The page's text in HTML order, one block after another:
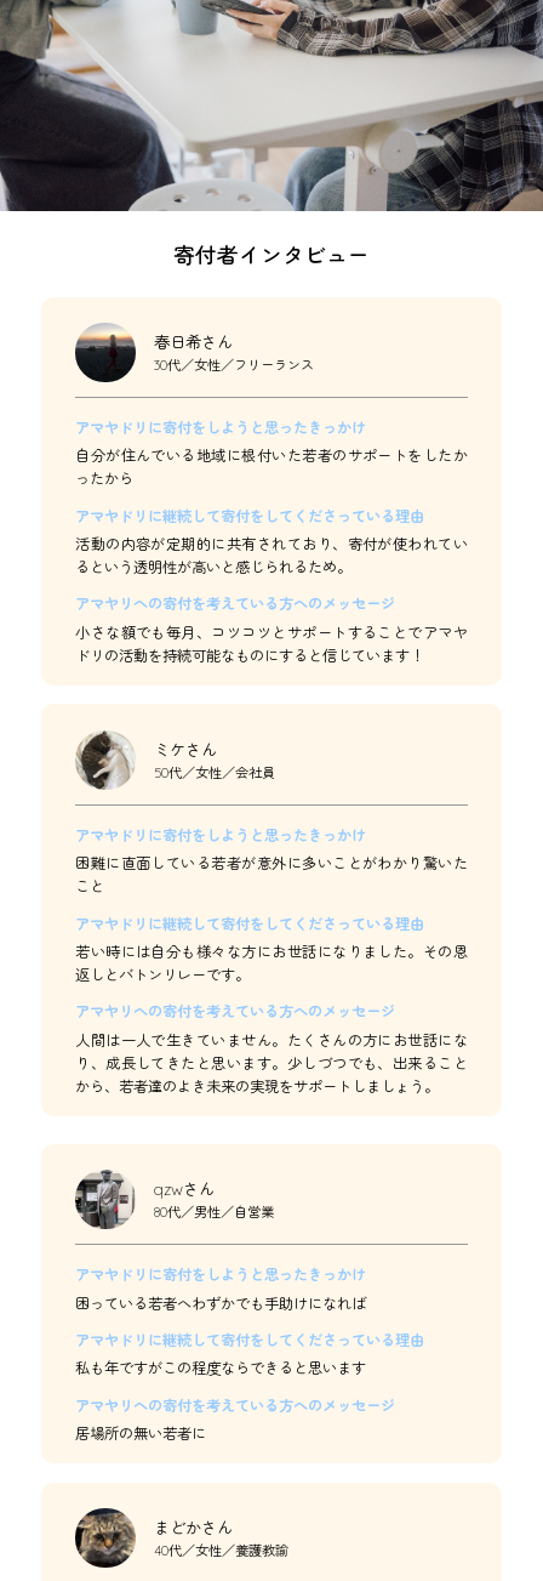
寄付者インタビュー
春日希さん
30代／女性／フリーランス
アマヤドリに寄付をしようと思ったきっかけ
自分が住んでいる地域に根付いた若者のサポートをしたか
ったから
アマヤドリに継続して寄付をしてくださっている理由
活動の内容が定期的に共有されており、寄付が使われてい
るという透明性が高いと感じられるため。
アマヤリへの寄付を考えている方へのメッセージ
小さな額でも毎月、コツコツとサポートすることでアマヤ
ドリの活動を持続可能なものにすると信じています！
ミケさん
50代／女性／会社員
アマヤドリに寄付をしようと思ったきっかけ
困難に直面している若者が意外に多いことがわかり驚いた
こと
アマヤドリに継続して寄付をしてくださっている理由
若い時には自分も様々な方にお世話になりました。その恩
返しとバトンリレーです。
アマヤリへの寄付を考えている方へのメッセージ
人間は一人で生きていません。たくさんの方にお世話にな
り、成長してきたと思います。少しづつでも、出来ること
から、若者達のよき未来の実現をサポートしましょう。
qzwさん
80代／男性／自営業
アマヤドリに寄付をしようと思ったきっかけ
困っている若者へわずかでも手助けになれば
アマヤドリに継続して寄付をしてくださっている理由
私も年ですがこの程度ならできると思います
アマヤリへの寄付を考えている方へのメッセージ
居場所の無い若者に
まどかさん
40代／女性／養護教諭